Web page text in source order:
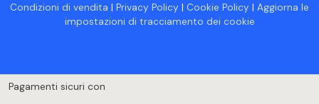
Condizioni di vendita | Privacy Policy | Cookie Policy | Aggiorna le
impostazioni di tracciamento dei cookie
Pagamenti sicuri con